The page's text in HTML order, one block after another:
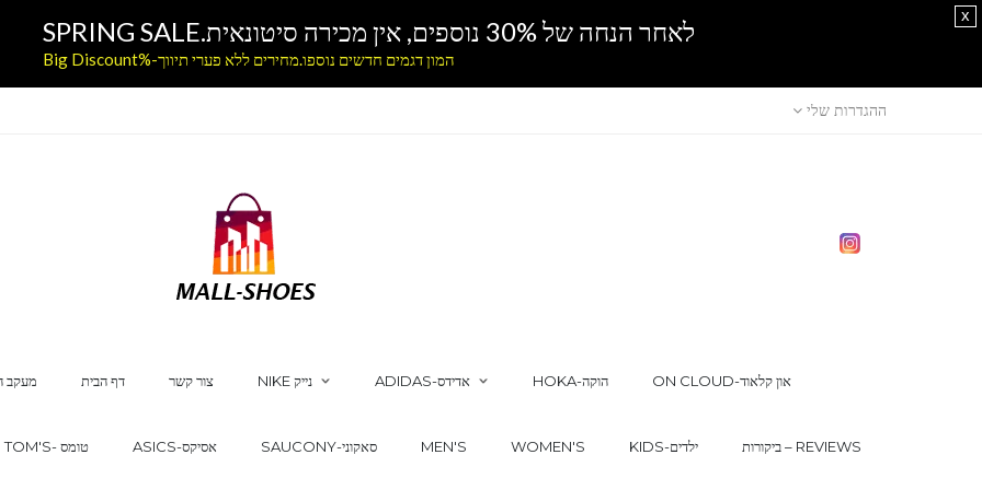
ההגדרות שלי
מעקב דף הבית צור קשר NIKE נייק ADIDAS-אדידס HOKA-הוקה ON CLOUD-און קלאוד
TOM'S- טומס ASICS-אסיקס SAUCONY-סאקוני MEN'S WOMEN'S KIDS-ילדים ביקורות – REVIEWS
לאחר הנחה של 30% נוספים, אין מכירה סיטונאית.SPRING SALE
המון דגמים חדשים נוספו.מחירים ללא פערי תיווך-%Big Discount
x